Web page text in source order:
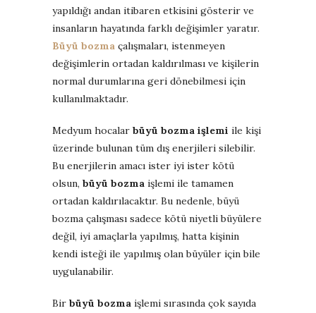
yapıldığı andan itibaren etkisini gösterir ve
insanların hayatında farklı değişimler yaratır.
Büyü bozma çalışmaları, istenmeyen
değişimlerin ortadan kaldırılması ve kişilerin
normal durumlarına geri dönebilmesi için
kullanılmaktadır.
Medyum hocalar büyü bozma işlemi ile kişi
üzerinde bulunan tüm dış enerjileri silebilir.
Bu enerjilerin amacı ister iyi ister kötü
olsun, büyü bozma işlemi ile tamamen
ortadan kaldırılacaktır. Bu nedenle, büyü
bozma çalışması sadece kötü niyetli büyülere
değil, iyi amaçlarla yapılmış, hatta kişinin
kendi isteği ile yapılmış olan büyüler için bile
uygulanabilir.
Bir büyü bozma işlemi sırasında çok sayıda